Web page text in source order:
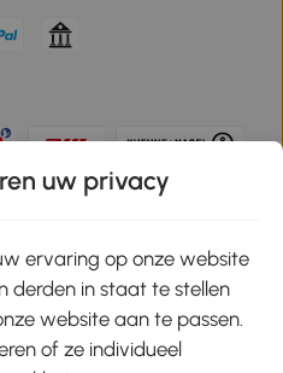
10% korting!
uw privacy
ervaring op onze website
derden in staat te stellen
website aan te passen.
of ze individueel